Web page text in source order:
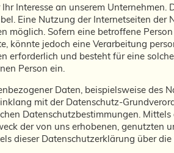
Interesse an unserem
Eine Nutzung der Internetseiten
möglich. Sofern eine betroffene
könnte jedoch eine Verarbeitung
erforderlich und besteht für eine
Person ein.
Daten, beispielsweise des
mit der Datenschutz-
Datenschutzbestimmungen.
der von uns erhobenen, genutzten
dieser Datenschutzerklärung über